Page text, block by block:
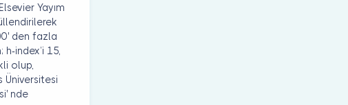
Yayım
den fazla
h-index’i 15,
olup,
Üniversitesi
nde